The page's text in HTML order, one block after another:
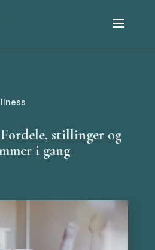
stillinger og
i gang